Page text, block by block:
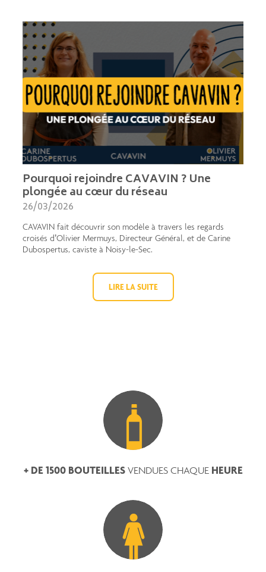
Pourquoi rejoindre CAVAVIN ? Une
plongée au cœur du réseau
26/03/2026
CAVAVIN fait découvrir son modèle à travers les regards
croisés d’Olivier Mermuys, Directeur Général, et de Carine
Dubospertus, caviste à Noisy-le-Sec.
LIRE LA SUITE
+ DE 1500 BOUTEILLESVENDUES CHAQUE HEURE